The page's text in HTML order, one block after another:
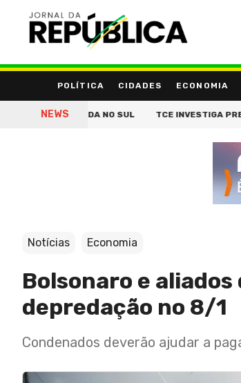
POLÍTICA CIDADES ECONOMIA
NEWS FÓRUM EMPRESARIAL DA
Notícias Economia
Bolsonaro e
depredação no 8/1
Condenados deverão ajudar a